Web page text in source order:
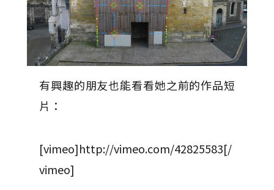
有興趣的朋友也能看看她之前的作品短
片：
[vimeo]http://vimeo.com/42825583[/
vimeo]